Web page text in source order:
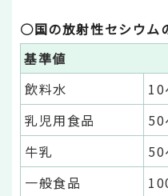
○国の放射性セシウム
基準値
飲料水
乳児用食品
牛乳
一般食品